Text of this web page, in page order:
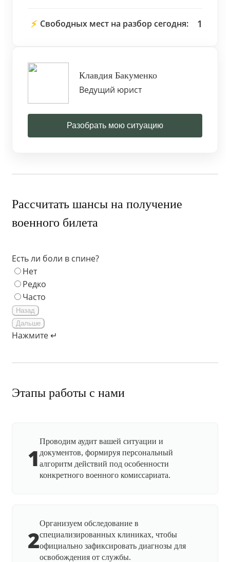
⚡ Свободных мест на разбор сегодня: 1
Клавдия Бакуменко
Ведущий юрист
Разобрать мою ситуацию
Рассчитать шансы на получение
военного билета
Есть ли боли в спине?
Нет
Редко
Часто
Назад
Дальше
Нажмите ↵
Этапы работы с нами
1
Проводим аудит вашей ситуации и
документов, формируя персональный
алгоритм действий под особенности
конкретного военного комиссариата.
2
Организуем обследование в
специализированных клиниках, чтобы
официально зафиксировать диагнозы для
освобождения от службы.